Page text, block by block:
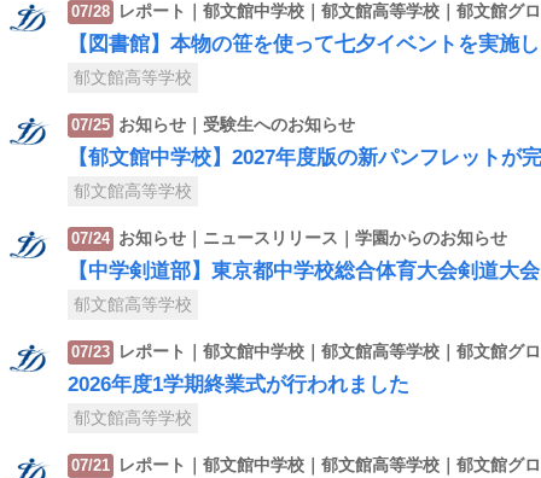
07/28 レポート｜郁文館中学校｜郁文館高等学校｜郁文館グ
【図書館】本物の笹を使って七夕イベントを実施
郁文館高等学校
07/25 お知らせ｜受験生へのお知らせ
【郁文館中学校】2027年度版の新パンフレットが
郁文館高等学校
07/24 お知らせ｜ニュースリリース｜学園からのお知らせ
【中学剣道部】東京都中学校総合体育大会剣道大
郁文館高等学校
07/23 レポート｜郁文館中学校｜郁文館高等学校｜郁文館グ
2026年度1学期終業式が行われました
郁文館高等学校
07/21 レポート｜郁文館中学校｜郁文館高等学校｜郁文館グ